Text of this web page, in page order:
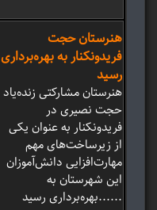
هنرستان حجت
فریدونکنار به بهره‌برداری
رسید
هنرستان مشارکتی زنده‌یاد
حجت نصیری در
فریدونکنار به عنوان یکی
از زیرساخت‌های مهم
مهارت‌افزایی دانش‌آموزان
این شهرستان به
بهره‌برداری رسید......